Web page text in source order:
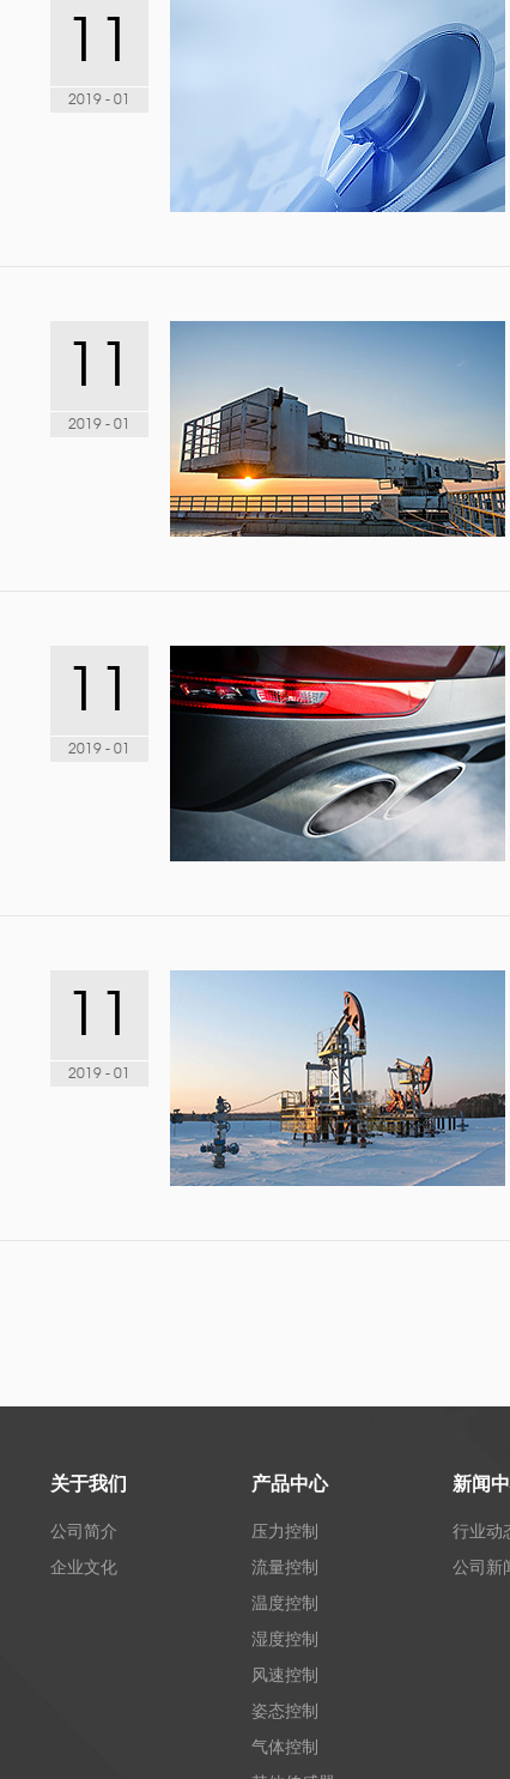
11
2019 - 01
11
2019 - 01
11
2019 - 01
11
2019 - 01
关于我们
公司简介
企业文化
产品中心
压力控制
流量控制
温度控制
湿度控制
风速控制
姿态控制
气体控制
新闻
行业动
公司新